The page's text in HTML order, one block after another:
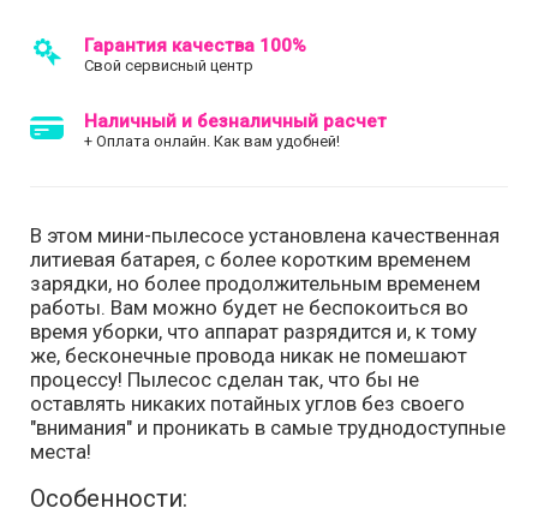
Гарантия качества 100%
Свой сервисный центр
Наличный и безналичный расчет
+ Оплата онлайн. Как вам удобней!
В этом мини-пылесосе установлена качественная
литиевая батарея, с более коротким временем
зарядки, но более продолжительным временем
работы. Вам можно будет не беспокоиться во
время уборки, что аппарат разрядится и, к тому
же, бесконечные провода никак не помешают
процессу! Пылесос сделан так, что бы не
оставлять никаких потайных углов без своего
"внимания" и проникать в самые труднодоступные
места!
Особенности: